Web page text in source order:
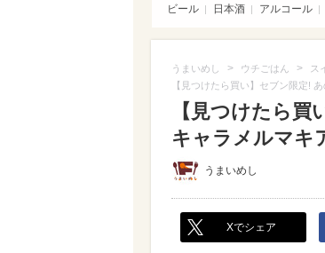
ビール
日本酒 アルコール
うまいめし > ウチごはん > ス
【見つけたら買い】セブン限定!
【見つけたら
キャラメルマキ
うまいめし
Xでシェア